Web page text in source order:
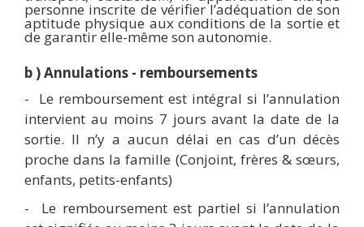
personne inscrite de vérifier l’adéquation de son
aptitude physique aux conditions de la sortie et
de garantir elle-même son autonomie.
b) Annulations - remboursements
-
Le remboursement est intégral si l’annulation
intervient au moins 7 jours avant la date de la
sortie. Il n’y a aucun délai en cas d’un décès
proche dans la famille (Conjoint, frères & sœurs,
enfants, petits-enfants)
-
Le remboursement est partiel si l’annulation